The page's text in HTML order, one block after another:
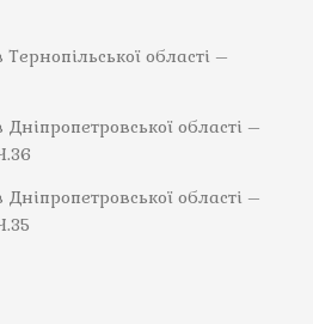
області –
області –
області –